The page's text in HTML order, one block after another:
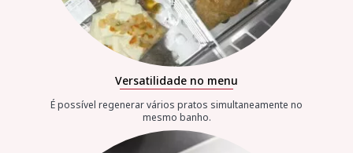
Versatilidade no menu
É possível regenerar vários pratos simultaneamente no
mesmo banho.